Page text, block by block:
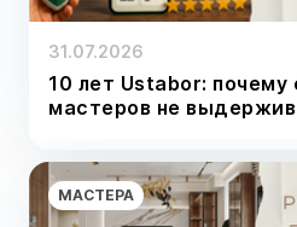
31.07.2026
10 лет Ustabor: почему
мастеров не
МАСТЕРА